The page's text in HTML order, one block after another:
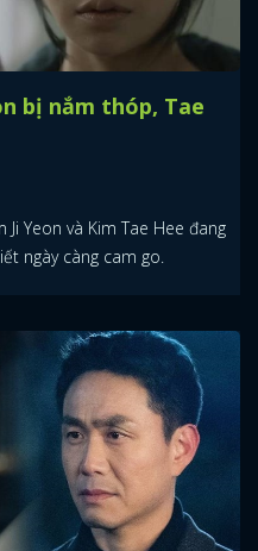
bị nắm thóp, Tae
Yeon và Kim Tae Hee đang
ngày càng cam go.